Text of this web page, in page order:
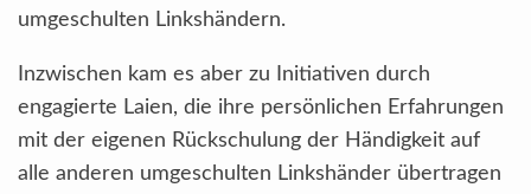
umgeschulten Linkshändern.
Inzwischen kam es aber zu Initiativen durch
engagierte Laien, die ihre persönlichen Erfahrungen
mit der eigenen Rückschulung der Händigkeit auf
alle anderen umgeschulten Linkshänder übertragen